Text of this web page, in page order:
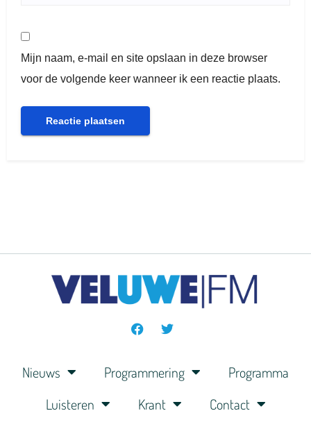
Mijn naam, e-mail en site opslaan in deze browser
voor de volgende keer wanneer ik een reactie plaats.
Nieuws Programmering
Programma
Luisteren
Krant Contact